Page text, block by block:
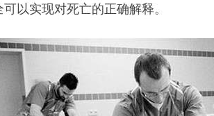
以实现对死亡的正确解释。